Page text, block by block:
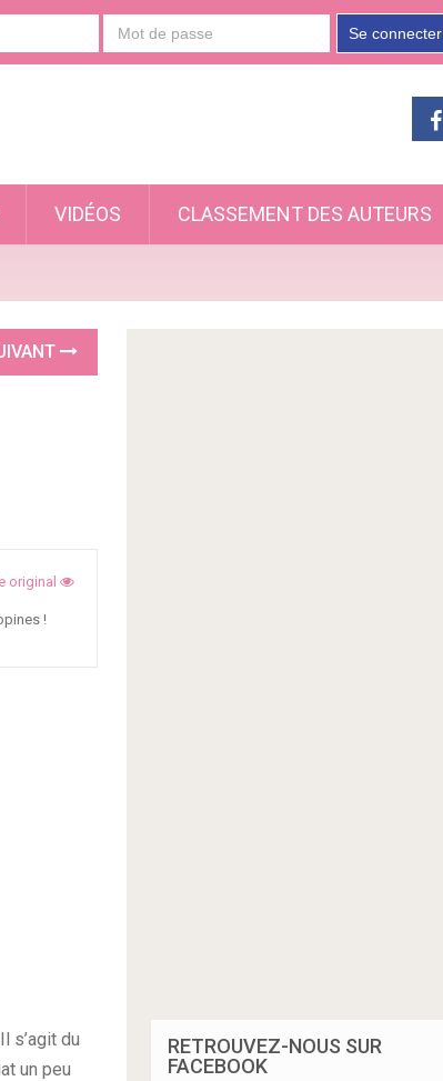
Se connecter
VIDÉOS CLASSEMENT DES AUTEURS
original
!
s’agit du
un peu
RETROUVEZ-NOUS SUR
FACEBOOK